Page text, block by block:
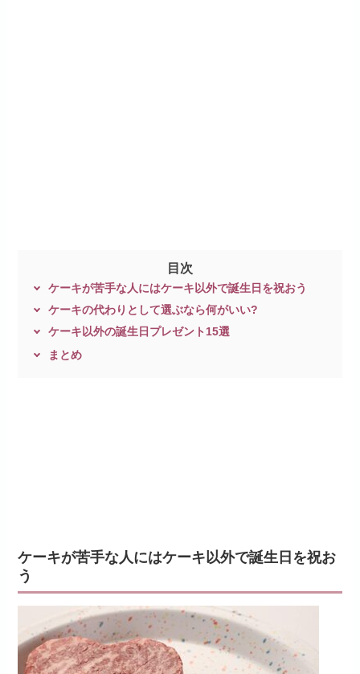
目次
ケーキが苦手な人にはケーキ以外で誕生日を祝おう
ケーキの代わりとして選ぶなら何がいい?
ケーキ以外の誕生日プレゼント15選
まとめ
ケーキが苦手な人にはケーキ以外で誕生日を祝お
う